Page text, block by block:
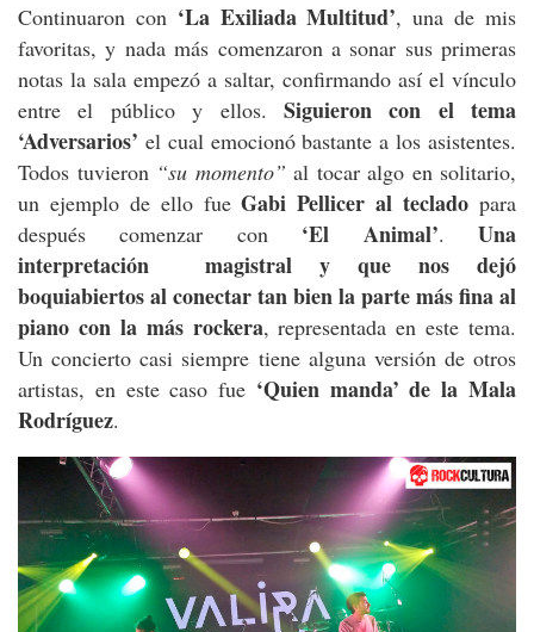
Continuaron con ‘La Exiliada Multitud’, una de mis
favoritas, y nada más comenzaron a sonar sus primeras
notas la sala empezó a saltar, confirmando así el vínculo
entre el público y ellos. Siguieron con el tema
‘Adversarios’ el cual emocionó bastante a los asistentes.
Todos tuvieron “su momento” al tocar algo en solitario,
un ejemplo de ello fueGabi Pellicer al teclado para
después comenzar con ‘El Animal’.Una
interpretación magistral y que nos dejó
boquiabiertos al conectar tan bien la parte más fina al
piano con la más rockera, representada en este tema.
Un concierto casi siempre tiene alguna versión de otros
artistas, en este caso fue ‘Quien manda’ de la Mala
Rodríguez.